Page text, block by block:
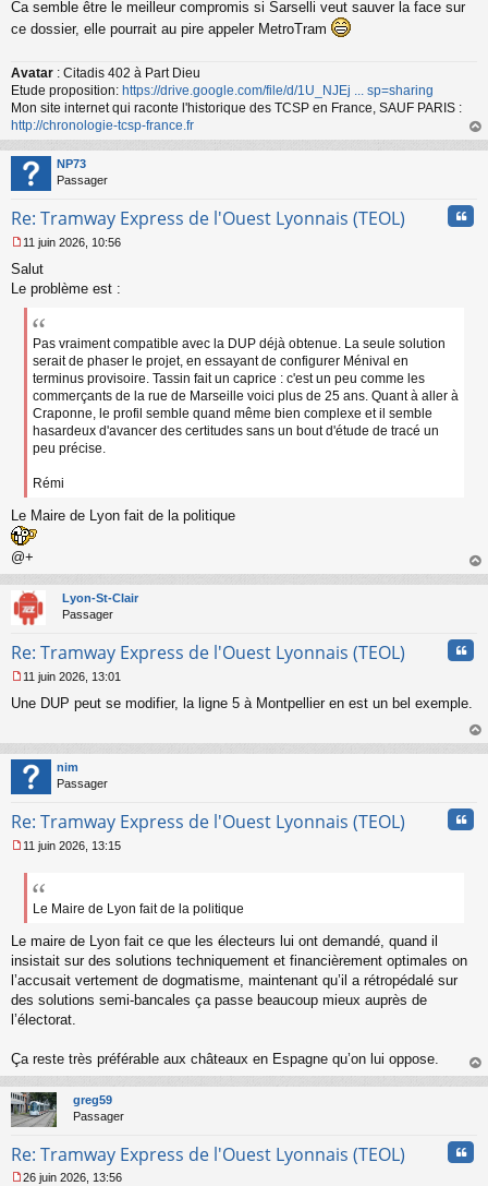
e
s
g
e
n
o
n
l
u
Ca semble être le meilleur compromis si Sarselli veut sauver la face sur
ce dossier, elle pourrait au pire appeler MetroTram
Avatar : Citadis 402 à Part Dieu
Etude proposition: https://drive.google.com/file/d/1U_NJEj ... sp=sharing
Mon site internet qui raconte l'historique des TCSP en France, SAUF PARIS :
http://chronologie-tcsp-france.fr
au
NP73
Passager
Re: Tramway Express de l'Ouest Lyonnais (TEOL)
e
s
11 juin 2026, 10:56
Salut
Le problème est :
Pas vraiment compatible avec la DUP déjà obtenue. La seule solution
serait de phaser le projet, en essayant de configurer Ménival en
terminus provisoire. Tassin fait un caprice : c'est un peu comme les
commerçants de la rue de Marseille voici plus de 25 ans. Quant à aller à
Craponne, le profil semble quand même bien complexe et il semble
hasardeux d'avancer des certitudes sans un bout d'étude de tracé un
peu précise.
Rémi
Le Maire de Lyon fait de la politique
@+
au
Lyon-St-Clair
Passager
Re: Tramway Express de l'Ouest Lyonnais (TEOL)
e
a
g
e
o
l
11 juin 2026, 13:01
Une DUP peut se modifier, la ligne 5 à Montpellier en est un bel exemple.
au
nim
Passager
Re: Tramway Express de l'Ouest Lyonnais (TEOL)
e
a
g
e
o
n
l
11 juin 2026, 13:15
Le Maire de Lyon fait de la politique
Le maire de Lyon fait ce que les électeurs lui ont demandé, quand il
insistait sur des solutions techniquement et financièrement optimales on
l’accusait vertement de dogmatisme, maintenant qu’il a rétropédalé sur
des solutions semi-bancales ça passe beaucoup mieux auprès de
l’électorat.
Ça reste très préférable aux châteaux en Espagne qu’on lui oppose.
au
greg59
Passager
Re: Tramway Express de l'Ouest Lyonnais (TEOL)
26 juin 2026, 13:56